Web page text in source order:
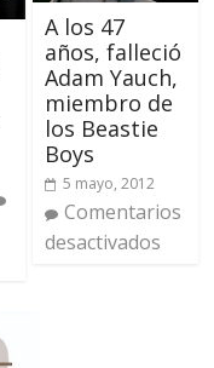
A los 47
años, falleció
Adam Yauch,
miembro de
los Beastie
Boys
5 mayo, 2012
Comentarios
desactivados